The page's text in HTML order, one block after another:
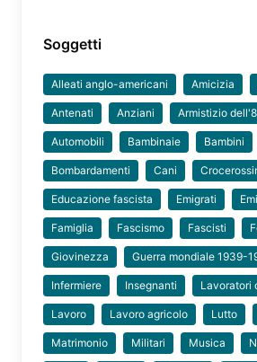
Soggetti
Alleati anglo-americani Amicizia
Antenati Anziani Armistizio
Automobili Bambinaie Bambini
Bombardamenti Cani
Educazione fascista Emigrati
Famiglia Fascismo Fascisti
Giovinezza Guerra mondiale 1939-
Infermiere Insegnanti Lavoratori
Lavoro Lavoro agricolo Lutto
Matrimonio Militari Musica